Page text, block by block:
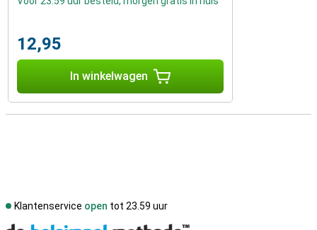
12,95
In winkelwagen
Klantenservice open tot 23.59 uur